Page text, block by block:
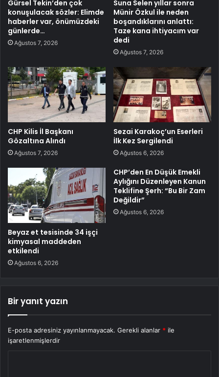
Gürsel Tekin’den çok
konuşulacak sözler: Elimde
haberler var, önümüzdeki
günlerde…
Ağustos 7, 2026
Suna Selen yıllar sonra
Münir Özkul ile neden
boşandıklarını anlattı:
Taze kana ihtiyacım var
dedi
Ağustos 7, 2026
CHP Kilis İl Başkanı
Gözaltına Alındı
Ağustos 7, 2026
Sezai Karakoç’un Eserleri
İlk Kez Sergilendi
Ağustos 6, 2026
Beyaz et tesisinde 34 işçi
kimyasal maddeden
etkilendi
Ağustos 6, 2026
CHP’den En Düşük Emekli
Aylığını Düzenleyen Kanun
Teklifine Şerh: “Bu Bir Zam
Değildir”
Ağustos 6, 2026
Bir yanıt yazın
E-posta adresiniz yayınlanmayacak. Gerekli alanlar * ile
işaretlenmişlerdir